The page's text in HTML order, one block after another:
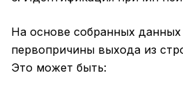
На основе собранных
первопричины выхода из
Это может быть: